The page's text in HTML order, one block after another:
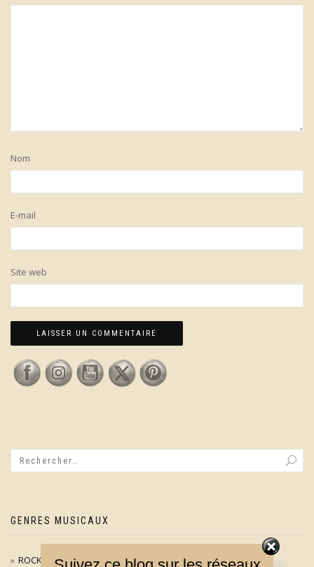
Nom
E-mail
Site web
GENRES MUSICAUX
ROCK / POP